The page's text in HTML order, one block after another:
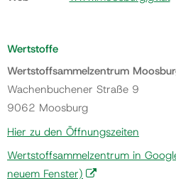
Wertstoffe
Wertstoffsammelzentrum
Wachenbuchener Straße 9
9062 Moosburg
Hier zu den Öffnungszeiten
Wertstoffsammelzentrum in
neuem Fenster)